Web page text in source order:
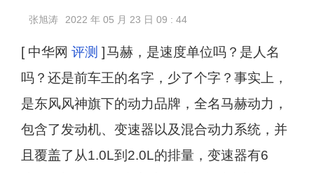
张旭涛 2022 年 05 月 23 日 09 : 44
[ 中华网 评测 ] 马赫，是速度单位吗？是人名
吗？还是前车王的名字，少了个字？事实上，
是东风风神旗下的动力品牌，全名马赫动力，
包含了发动机、变速器以及混合动力系统，并
且覆盖了从1.0L到2.0L的排量，变速器有6